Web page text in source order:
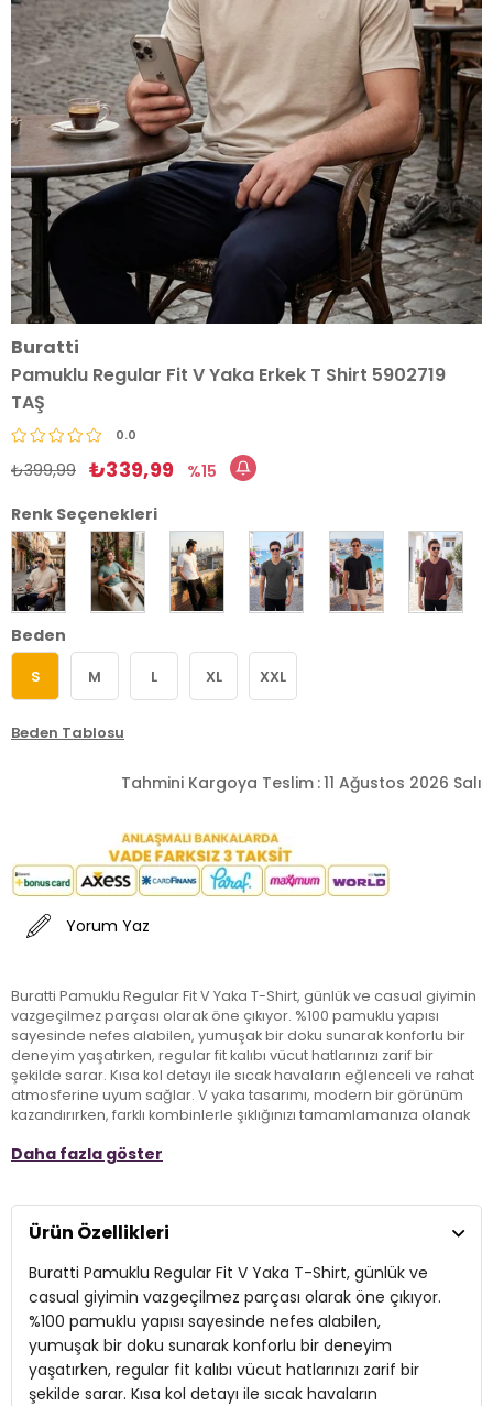
Buratti
Pamuklu Regular Fit V Yaka Erkek T Shirt 5902719
TAŞ
0.0
₺399,99 ₺339,99
15
Renk Seçenekleri
Beden
S M L XL XXL
Beden Tablosu
Tahmini Kargoya Teslim :11 Ağustos 2026 Salı
Yorum Yaz
Buratti Pamuklu Regular Fit V Yaka T-Shirt, günlük ve casual giyimin
vazgeçilmez parçası olarak öne çıkıyor. %100 pamuklu yapısı
sayesinde nefes alabilen, yumuşak bir doku sunarak konforlu bir
deneyim yaşatırken, regular fit kalıbı vücut hatlarınızı zarif bir
şekilde sarar. Kısa kol detayı ile sıcak havaların eğlenceli ve rahat
atmosferine uyum sağlar. V yaka tasarımı, modern bir görünüm
kazandırırken, farklı kombinlerle şıklığınızı tamamlamanıza olanak
seçim olan Bu t-shirt, günlük hayatınızda kendinizi özgür
Model:T Shirt
Giyim Tarzı:Günlük/Casual
Materyal:%100 PAMUK
Yaka Tipi:V Yaka
Kol Tipi:Kısa Kol
Daha fazla göster
Ürün Özellikleri
Buratti Pamuklu Regular Fit V Yaka T-Shirt, günlük ve
casual giyimin vazgeçilmez parçası olarak öne çıkıyor.
%100 pamuklu yapısı sayesinde nefes alabilen,
yumuşak bir doku sunarak konforlu bir deneyim
yaşatırken, regular fit kalıbı vücut hatlarınızı zarif bir
şekilde sarar. Kısa kol detayı ile sıcak havaların